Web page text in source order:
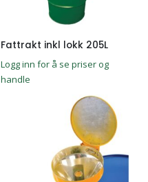
Fattrakt inkl lokk 205L
Logg inn for å se priser og
handle